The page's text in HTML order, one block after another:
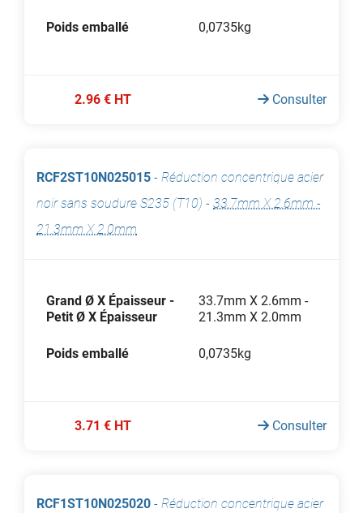
Poids emballé 0,0735kg
2.96 € HT Consulter
RCF2ST10N025015 - Réduction concentrique acier
noir sans soudure S235 (T10) - 33.7mm X 2.6mm -
21.3mm X 2.0mm
Grand Ø X Épaisseur -
Petit Ø X Épaisseur
33.7mm X 2.6mm -
21.3mm X 2.0mm
Poids emballé 0,0735kg
3.71 € HT Consulter
RCF1ST10N025020 - Réduction concentrique acier